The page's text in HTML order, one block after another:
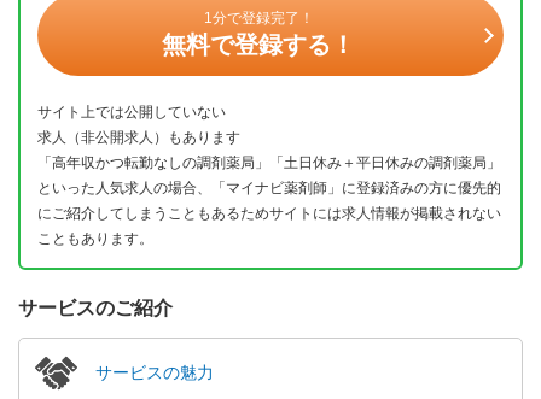
1分で登録完了！
無料で登録する！
サイト上では公開していない
求人（非公開求人）もあります
「高年収かつ転勤なしの調剤薬局」「土日休み＋平日休みの調剤薬局」
といった人気求人の場合、「マイナビ薬剤師」に登録済みの方に優先的
にご紹介してしまうこともあるためサイトには求人情報が掲載されない
こともあります。
サービスのご紹介
サービスの魅力